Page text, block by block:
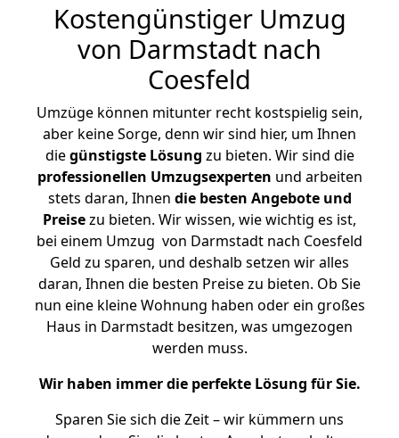
Kostengünstiger Umzug
von Darmstadt nach
Coesfeld
Umzüge können mitunter recht kostspielig sein,
aber keine Sorge, denn wir sind hier, um Ihnen
diegünstigste Lösung zu bieten. Wir sind die
professionellen Umzugsexperten und arbeiten
stets daran, Ihnen die besten Angebote und
Preisezu bieten. Wir wissen, wie wichtig es ist,
bei einem Umzug von Darmstadt nach Coesfeld
Geld zu sparen, und deshalb setzen wir alles
daran, Ihnen die besten Preise zu bieten. Ob Sie
nun eine kleine Wohnung haben oder ein großes
Haus in Darmstadt besitzen, was umgezogen
werden muss.
Wir haben immer die perfekte Lösung für Sie.
Sparen Sie sich die Zeit – wir kümmern uns